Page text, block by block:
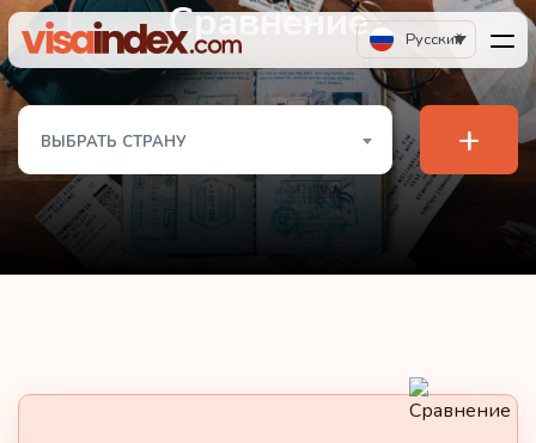
Русский
Сравнение
ВЫБРАТЬ СТРАНУ +